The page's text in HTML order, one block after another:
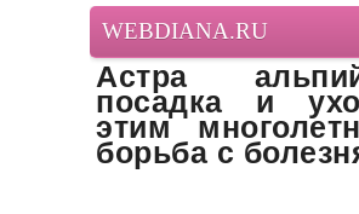
WEBDIANA.RU
Астра
посадка и
этим
борьба с